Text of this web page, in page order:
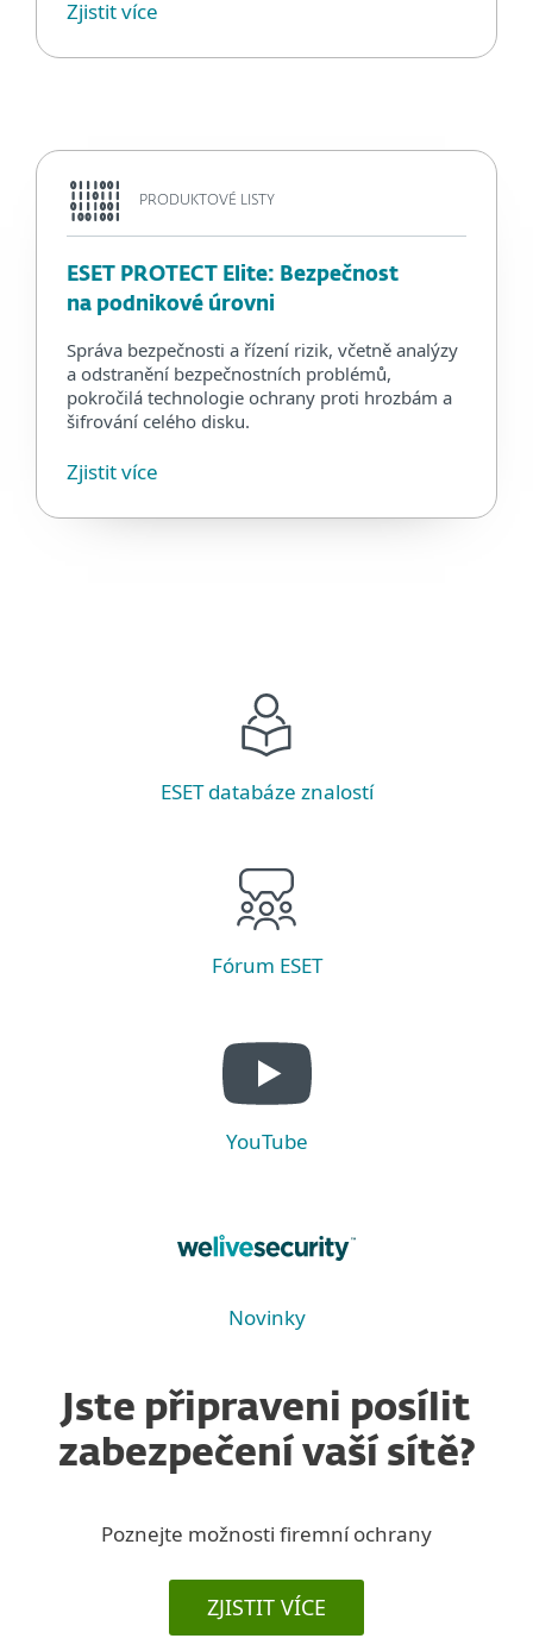
Zjistit více
PRODUKTOVÉ LISTY
ESET PROTECT Elite: Bezpečnost
na podnikové úrovni
Správa bezpečnosti a řízení rizik, včetně analýzy
a odstranění bezpečnostních problémů,
pokročilá technologie ochrany proti hrozbám a
šifrování celého disku.
Zjistit více
ESET databáze znalostí
Fórum ESET
YouTube
Novinky
Jste připraveni posílit
zabezpečení vaší sítě?
Poznejte možnosti firemní ochrany
ZJISTIT VÍCE